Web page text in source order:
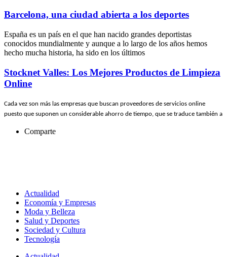
Barcelona, una ciudad abierta a los deportes
España es un país en el que han nacido grandes deportistas
conocidos mundialmente y aunque a lo largo de los años hemos
hecho mucha historia, ha sido en los últimos
Stocknet Valles: Los Mejores Productos de Limpieza
Online
Cada vez son más las empresas que buscan proveedores de servicios online
puesto que suponen un considerable ahorro de tiempo, que se traduce también a
Comparte
Actualidad
Economía y Empresas
Moda y Belleza
Salud y Deportes
Sociedad y Cultura
Tecnología